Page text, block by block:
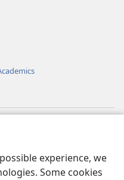
experience, we
Some cookies